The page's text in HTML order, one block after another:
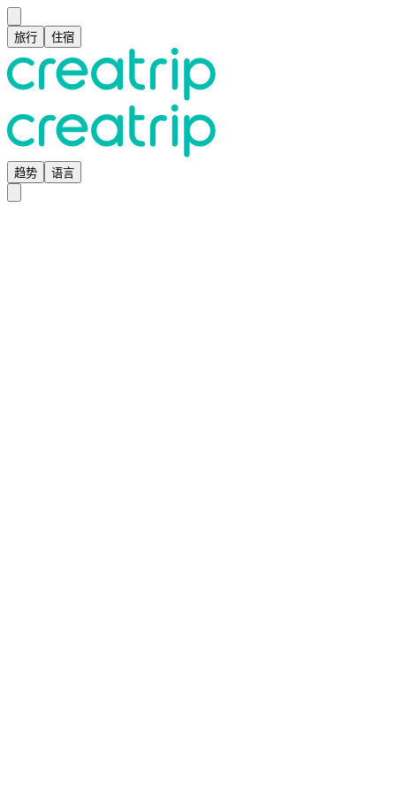
旅行 住宿
趋势 语言